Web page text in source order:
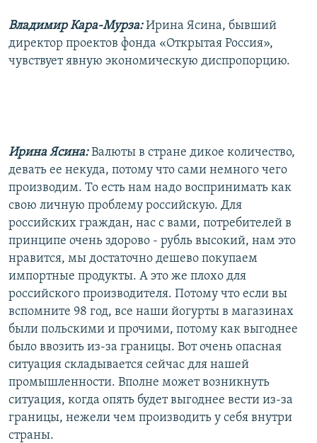
Владимир Кара-Мурза:Ирина Ясина, бывший
директор проектов фонда «Открытая Россия»,
чувствует явную экономическую диспропорцию.
Ирина Ясина:Валюты в стране дикое количество,
девать ее некуда, потому что сами немного чего
производим. То есть нам надо воспринимать как
свою личную проблему российскую. Для
российских граждан, нас с вами, потребителей в
принципе очень здорово - рубль высокий, нам это
нравится, мы достаточно дешево покупаем
импортные продукты. А это же плохо для
российского производителя. Потому что если вы
вспомните 98 год, все наши йогурты в магазинах
были польскими и прочими, потому как выгоднее
было ввозить из-за границы. Вот очень опасная
ситуация складывается сейчас для нашей
промышленности. Вполне может возникнуть
ситуация, когда опять будет выгоднее вести из-за
границы, нежели чем производить у себя внутри
страны.